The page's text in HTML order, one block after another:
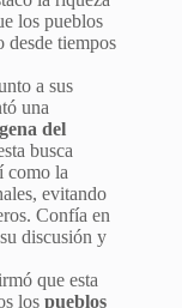
los pueblos
desde tiempos
a sus
una
del
busca
como la
evitando
Confía en
discusión y
que esta
los pueblos